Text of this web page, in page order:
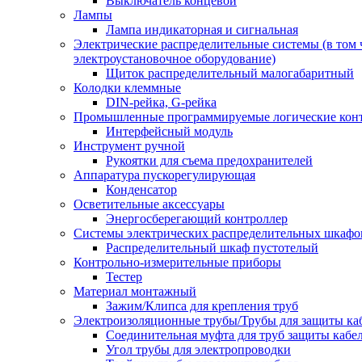
Лампы
Лампа индикаторная и сигнальная
Электрические распределительные системы (в том
электроустановочное оборудование)
Щиток распределительный малогабаритный
Колодки клеммные
DIN-рейка, G-рейка
Промышленные программируемые логические
Интерфейсный модуль
Инструмент ручной
Рукоятки для съема предохранителей
Аппаратура пускорегулирующая
Конденсатор
Осветительные аксессуары
Энергосберегающий контроллер
Системы электрических распределительных
Распределительный шкаф пустотелый
Контрольно-измерительные приборы
Тестер
Материал монтажный
Зажим/Клипса для крепления труб
Электроизоляционные трубы/Трубы для защиты
Соединительная муфта для труб защиты
Угол трубы для электропроводки